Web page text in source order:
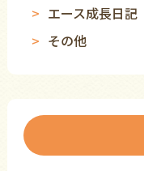
エース成長日記
その他